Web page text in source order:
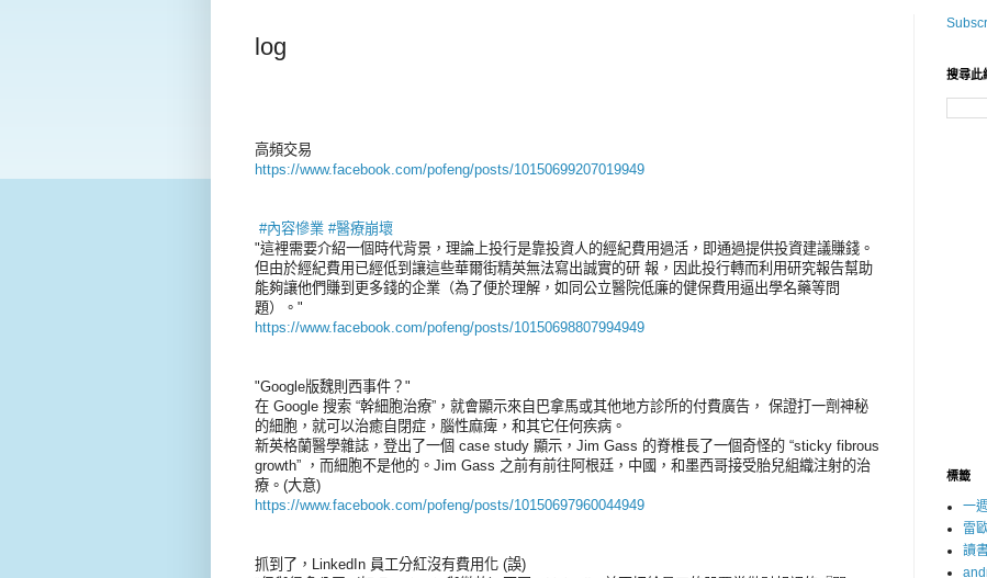
log
高頻交易
https://www.facebook.com/pofeng/posts/10150699207019949
‪#‎內容慘業‬ ‪#‎醫療崩壞‬
"這裡需要介紹一個時代背景，理論上投行是靠投資人的經紀費用過活，即通過提供投資建議賺錢。
但由於經紀費用已經低到讓這些華爾街精英無法寫出誠實的研 報，因此投行轉而利用研究報告幫助
能夠讓他們賺到更多錢的企業（為了便於理解，如同公立醫院低廉的健保費用逼出學名藥等問
題）。"
https://www.facebook.com/pofeng/posts/10150698807994949
"Google版魏則西事件？"
在 Google 搜索 “幹細胞治療”，就會顯示來自巴拿馬或其他地方診所的付費廣告， 保證打一劑神秘
的細胞，就可以治癒自閉症，腦性麻痺，和其它任何疾病。
新英格蘭醫學雜誌，登出了一個 case study 顯示，Jim Gass 的脊椎長了一個奇怪的 “sticky fibrous
growth” ，而細胞不是他的。Jim Gass 之前有前往阿根廷，中國，和墨西哥接受胎兒組織注射的治
療。(大意)
https://www.facebook.com/pofeng/posts/10150697960044949
抓到了，LinkedIn 員工分紅沒有費用化 (誤)
搜尋此
標籤
一
雷
讀